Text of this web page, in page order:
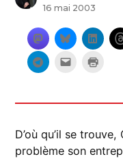
16 mai 2003
D’où qu’il se
problème son